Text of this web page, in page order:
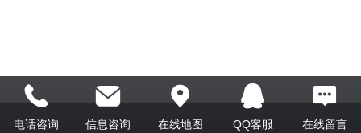
电话咨询 信息咨询 在线地图 QQ客服 在线留言